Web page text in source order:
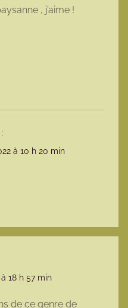
, j’aime !
à 10 h 20 min
18 h 57 min
de ce genre de